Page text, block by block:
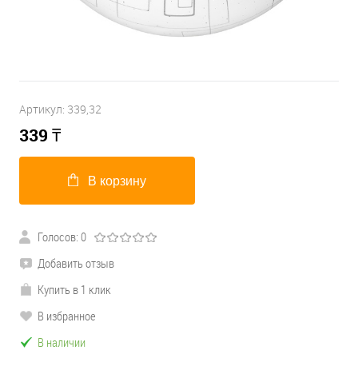
Артикул: 339,32
339 ₸
В корзину
Голосов: 0
Добавить отзыв
Купить в 1 клик
В избранное
В наличии